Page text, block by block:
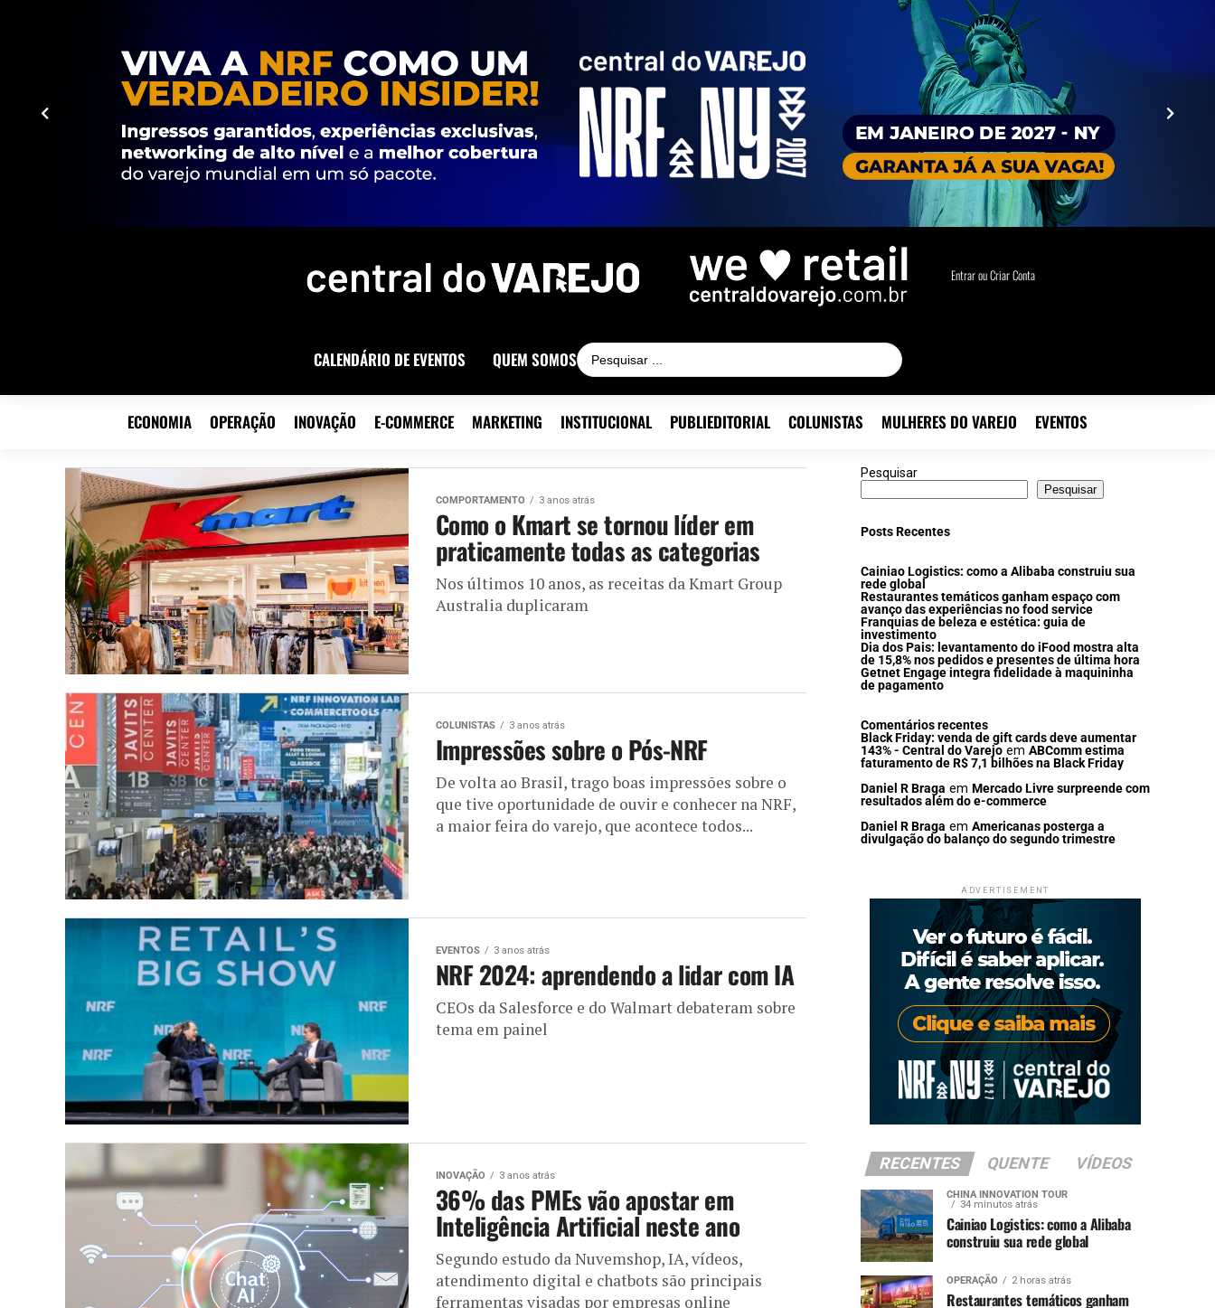
Entrar ou Criar Conta
CALENDÁRIO DE EVENTOS QUEM SOMOS
ECONOMIA OPERAÇÃO INOVAÇÃO E-COMMERCE MARKETING INSTITUCIONAL PUBLIEDITORIAL COLUNISTAS MULHERES DO VAREJO EVENTOS
COMPORTAMENTO 3 anos atrás
Como o Kmart se tornou líder em
praticamente todas as categorias
Nos últimos 10 anos, as receitas da Kmart Group
Australia duplicaram
COLUNISTAS 3 anos atrás
Impressões sobre o Pós-NRF
De volta ao Brasil, trago boas impressões sobre o
que tive oportunidade de ouvir e conhecer na NRF,
a maior feira do varejo, que acontece todos...
EVENTOS 3 anos atrás
NRF 2024: aprendendo a lidar com IA
CEOs da Salesforce e do Walmart debateram sobre
tema em painel
INOVAÇÃO 3 anos atrás
36% das PMEs vão apostar em
Inteligência Artificial neste ano
Segundo estudo da Nuvemshop, IA, vídeos,
atendimento digital e chatbots são principais
ferramentas visadas por empresas online
Pesquisar
Pesquisar
Posts Recentes
Cainiao Logistics: como a Alibaba construiu sua
rede global
Restaurantes temáticos ganham espaço com
avanço das experiências no food service
Franquias de beleza e estética: guia de
investimento
Dia dos Pais: levantamento do iFood mostra alta
de 15,8% nos pedidos e presentes de última hora
Getnet Engage integra fidelidade à maquininha
de pagamento
Comentários recentes
Black Friday: venda de gift cards deve aumentar
143% - Central do Varejo em ABComm estima
faturamento de R$ 7,1 bilhões na Black Friday
Daniel R Braga em Mercado Livre surpreende com
resultados além do e-commerce
Daniel R Braga em Americanas posterga a
divulgação do balanço do segundo trimestre
ADVERTISEMENT
RECENTES QUENTE VÍDEOS
CHINA INNOVATION TOUR
34 minutos atrás
Cainiao Logistics: como a Alibaba
construiu sua rede global
OPERAÇÃO 2 horas atrás
Restaurantes temáticos ganham